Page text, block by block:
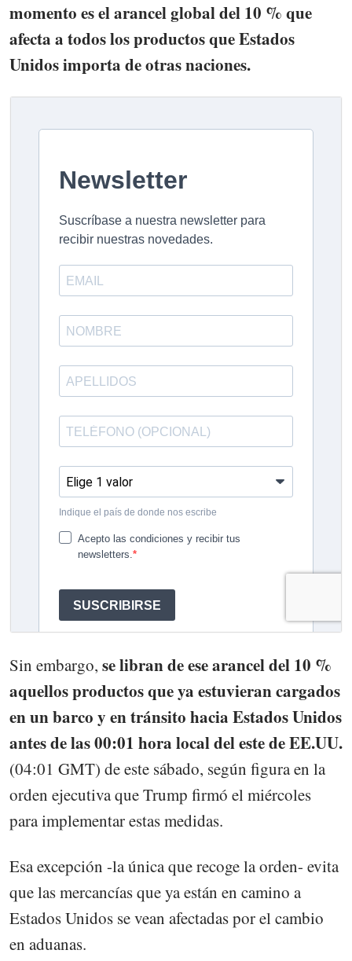
momento es el arancel global del 10 % que
afecta a todos los productos que Estados
Unidos importa de otras naciones.
Sin embargo, se libran de ese arancel del 10 %
aquellos productos que ya estuvieran cargados
en un barco y en tránsito hacia Estados Unidos
antes de las 00:01 hora local del este de EE.UU.
(04:01 GMT) de este sábado, según figura en la
orden ejecutiva que Trump firmó el miércoles
para implementar estas medidas.
Esa excepción -la única que recoge la orden- evita
que las mercancías que ya están en camino a
Estados Unidos se vean afectadas por el cambio
en aduanas.